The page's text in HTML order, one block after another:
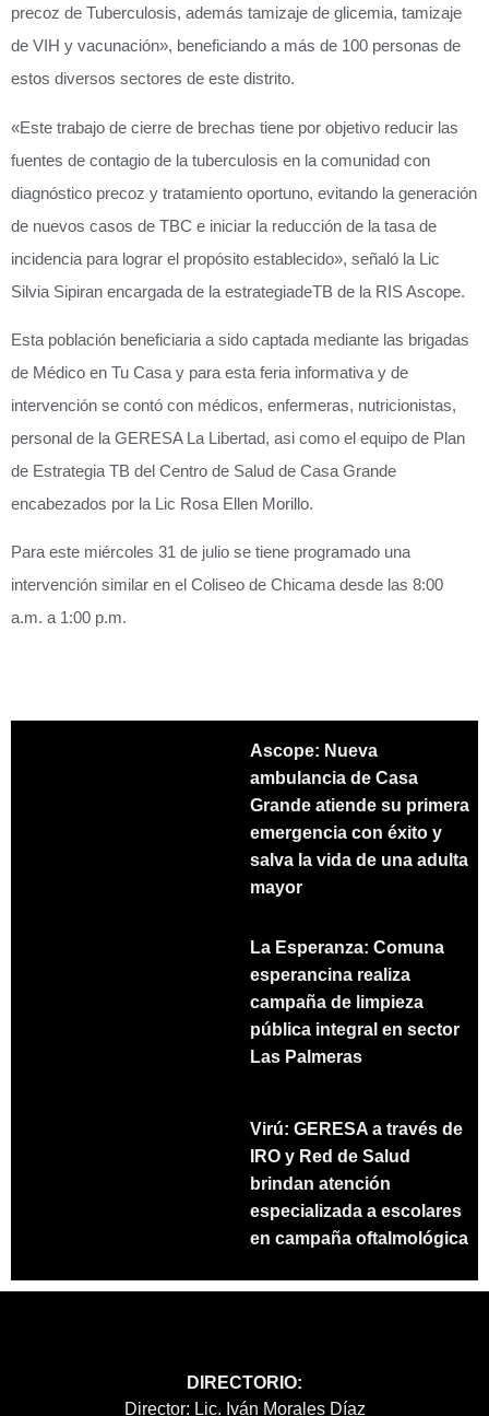
precoz de Tuberculosis, además tamizaje de glicemia, tamizaje
de VIH y vacunación», beneficiando a más de 100 personas de
estos diversos sectores de este distrito.
«Este trabajo de cierre de brechas tiene por objetivo reducir las
fuentes de contagio de la tuberculosis en la comunidad con
diagnóstico precoz y tratamiento oportuno, evitando la generación
de nuevos casos de TBC e iniciar la reducción de la tasa de
incidencia para lograr el propósito establecido», señaló la Lic
Silvia Sipiran encargada de la estrategiadeTB de la RIS Ascope.
Esta población beneficiaria a sido captada mediante las brigadas
de Médico en Tu Casa y para esta feria informativa y de
intervención se contó con médicos, enfermeras, nutricionistas,
personal de la GERESA La Libertad, asi como el equipo de Plan
de Estrategia TB del Centro de Salud de Casa Grande
encabezados por la Lic Rosa Ellen Morillo.
Para este miércoles 31 de julio se tiene programado una
intervención similar en el Coliseo de Chicama desde las 8:00
a.m. a 1:00 p.m.
Ascope: Nueva
ambulancia de Casa
Grande atiende su primera
emergencia con éxito y
salva la vida de una adulta
mayor
La Esperanza: Comuna
esperancina realiza
campaña de limpieza
pública integral en sector
Las Palmeras
Virú: GERESA a través de
IRO y Red de Salud
brindan atención
especializada a escolares
en campaña oftalmológica
DIRECTORIO:
Director: Lic. Iván Morales Díaz